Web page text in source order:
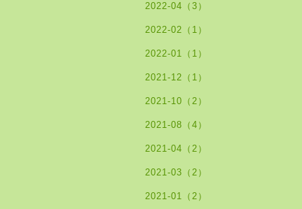
2022-04（3）
2022-02（1）
2022-01（1）
2021-12（1）
2021-10（2）
2021-08（4）
2021-04（2）
2021-03（2）
2021-01（2）